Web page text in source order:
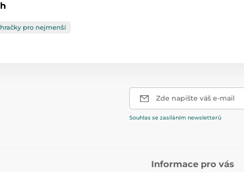
pro nejmenší
Zde napište váš e-mail
Souhlas se zasíláním newsletterů
Informace pro vás